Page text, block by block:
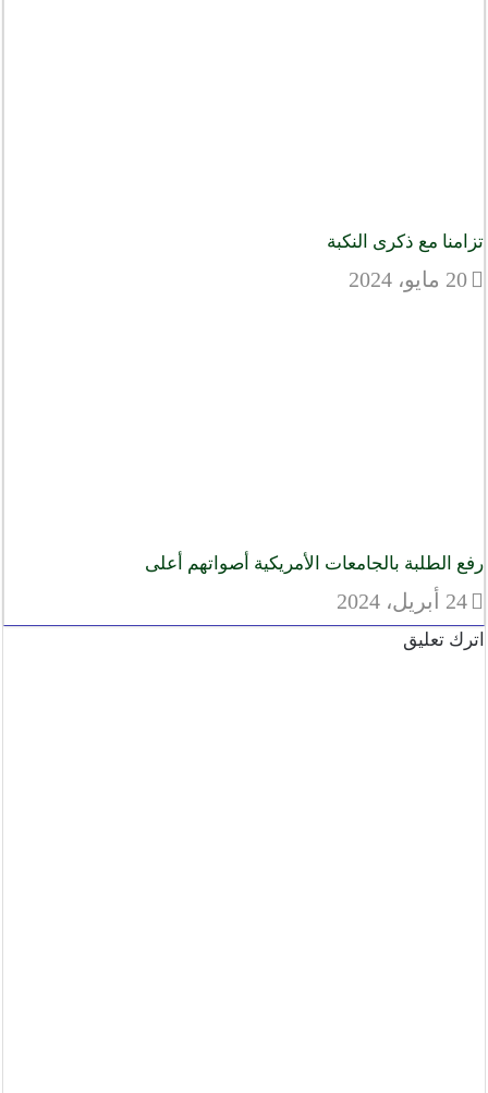
تزامنا مع ذكرى النكبة
20 مايو، 2024
رفع الطلبة بالجامعات الأمريكية أصواتهم أعلى
24 أبريل، 2024
اترك تعليق